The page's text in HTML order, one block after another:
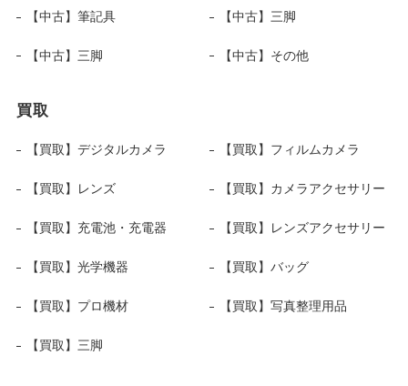
【中古】筆記具 【中古】三脚
【中古】三脚 【中古】その他
買取
【買取】デジタルカメラ 【買取】フィルムカメラ
【買取】レンズ 【買取】カメラアクセサリー
【買取】充電池・充電器 【買取】レンズアクセサリー
【買取】光学機器 【買取】バッグ
【買取】プロ機材 【買取】写真整理用品
【買取】三脚